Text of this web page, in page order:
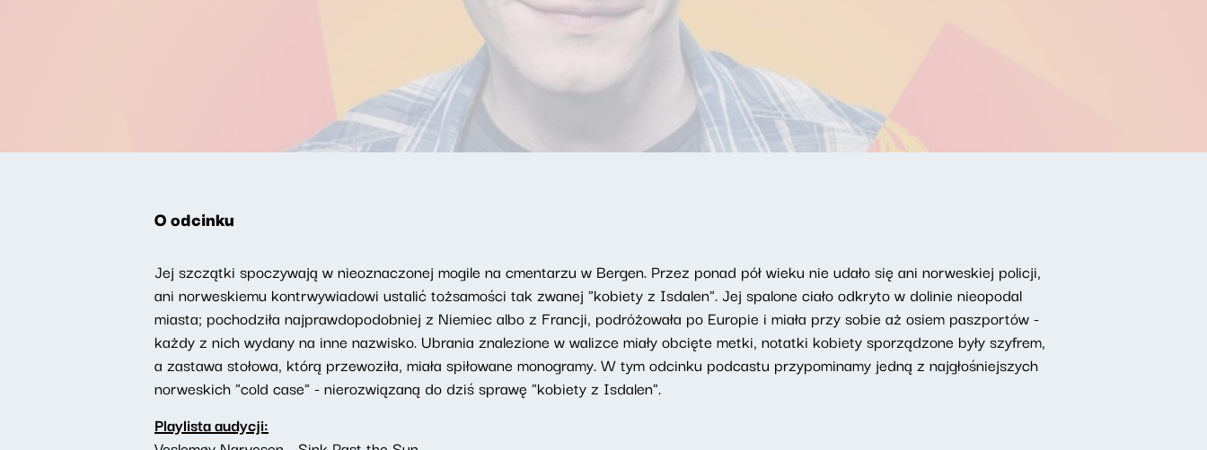
O odcinku
Jej szczątki spoczywają w nieoznaczonej mogile na cmentarzu w Bergen. Przez ponad pół wieku nie udało się ani norweskiej policji,
ani norweskiemu kontrwywiadowi ustalić tożsamości tak zwanej "kobiety z Isdalen". Jej spalone ciało odkryto w dolinie nieopodal
miasta; pochodziła najprawdopodobniej z Niemiec albo z Francji, podróżowała po Europie i miała przy sobie aż osiem paszportów -
każdy z nich wydany na inne nazwisko. Ubrania znalezione w walizce miały obcięte metki, notatki kobiety sporządzone były szyfrem,
a zastawa stołowa, którą przewoziła, miała spiłowane monogramy. W tym odcinku podcastu przypominamy jedną z najgłośniejszych
norweskich "cold case" - nierozwiązaną do dziś sprawę "kobiety z Isdalen".
Playlista audycji: